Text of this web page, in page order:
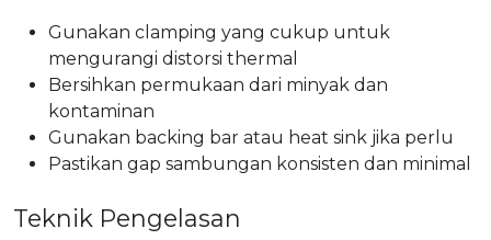
Gunakan clamping yang cukup untuk
mengurangi distorsi thermal
Bersihkan permukaan dari minyak dan
kontaminan
Gunakan backing bar atau heat sink jika perlu
Pastikan gap sambungan konsisten dan minimal
Teknik Pengelasan